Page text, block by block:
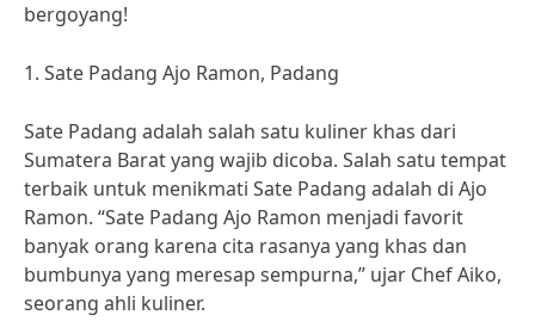
bergoyang!
1. Sate Padang Ajo Ramon, Padang
Sate Padang adalah salah satu kuliner khas dari
Sumatera Barat yang wajib dicoba. Salah satu tempat
terbaik untuk menikmati Sate Padang adalah di Ajo
Ramon. “Sate Padang Ajo Ramon menjadi favorit
banyak orang karena cita rasanya yang khas dan
bumbunya yang meresap sempurna,” ujar Chef Aiko,
seorang ahli kuliner.